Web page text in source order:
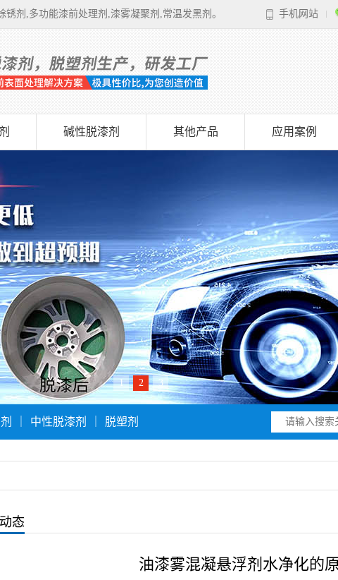
剂,多功能漆前处理剂,漆雾凝聚剂,常温发黑剂。 手机网站
碱性脱漆剂 其他产品 应用案例
1 2 3
中性脱漆剂 脱塑剂
态
油漆雾混凝悬浮剂水净化的